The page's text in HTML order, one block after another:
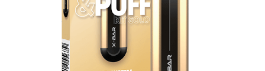
DIVENTA UN GROSSISTA X-BAR
IL MIO ACCOUNT